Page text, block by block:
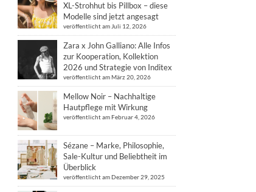
XL-Strohhut bis Pillbox – diese
Modelle sind jetzt angesagt
veröffentlicht am Juli 12, 2026
Zara x John Galliano: Alle Infos
zur Kooperation, Kollektion
2026 und Strategie von Inditex
veröffentlicht am März 20, 2026
Mellow Noir – Nachhaltige
Hautpflege mit Wirkung
veröffentlicht am Februar 4, 2026
Sézane – Marke, Philosophie,
Sale-Kultur und Beliebtheit im
Überblick
veröffentlicht am Dezember 29, 2025